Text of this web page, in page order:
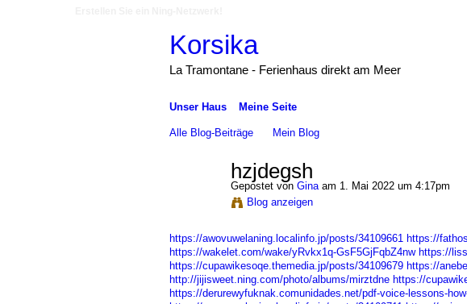
Korsika
La Tramontane - Ferienhaus direkt am Meer
Unser Haus Meine Seite
Alle Blog-Beiträge Mein Blog
hzjdegsh
Gepostet von Ginaam 1. Mai 2022 um 4:17pm
Blog anzeigen
https://awovuwelaning.localinfo.jp/posts/34109661 https://
https://wakelet.com/wake/yRvkx1q-GsF5GjFqbZ4nw https://
https://cupawikesoqe.themedia.jp/posts/34109679 https://
http://jijisweet.ning.com/photo/albums/mirztdne https://
https://derurewyfuknak.comunidades.net/pdf-voice-lessons-